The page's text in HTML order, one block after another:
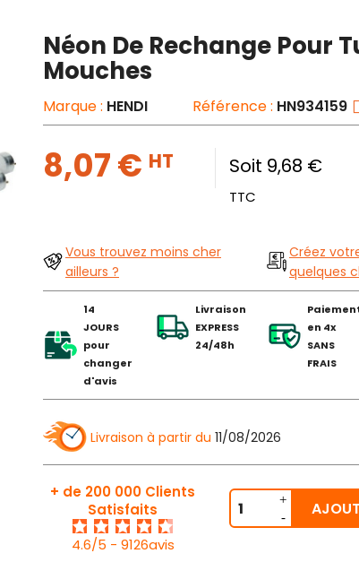
Néon De Rechange Pour
Mouches
Marque : HENDI Référence : HN934159
8,07 € HT Soit 9,68 €
TTC
Vous trouvez moins cher
ailleurs ?
Créez
quelques
14
JOURS
pour
changer
d'avis
Livraison
EXPRESS
24/48h
en 4x
SANS
FRAIS
Livraison à partir du 11/08/2026
+ de 200 000 Clients
Satisfaits
4.6/5 - 9126avis